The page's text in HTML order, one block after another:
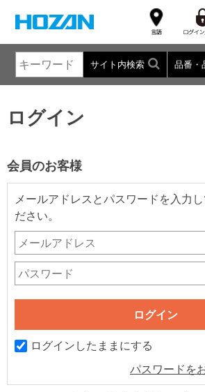
サイト内検索 品番・
ログイン
会員のお客様
メールアドレスとパスワードを入力
ださい。
ログインしたままにする
パスワードを